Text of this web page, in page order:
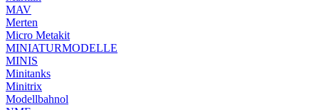
MAV
Merten
Micro Metakit
MINIATURMODELLE
MINIS
Minitanks
Minitrix
Modellbahnol